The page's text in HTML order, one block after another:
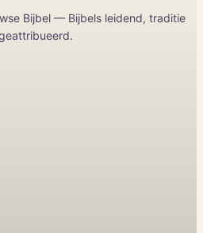
Bijbel — Bijbels leidend, traditie